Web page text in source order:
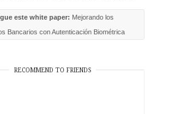
este white paper: Mejorando los
Bancarios con Autenticación Biométrica
RECOMMEND TO FRIENDS